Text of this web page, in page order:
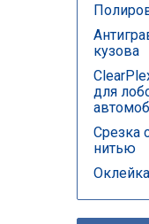
кузова
для
Срезка
нитью